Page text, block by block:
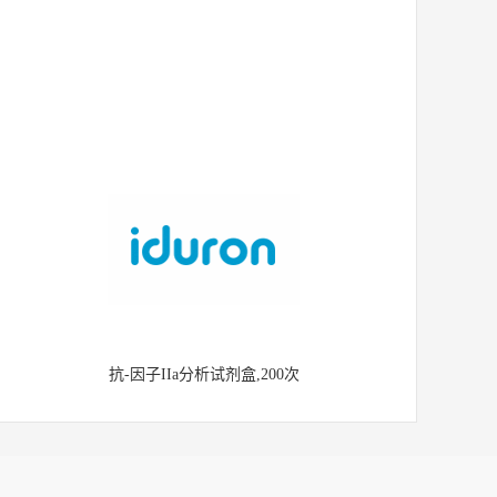
抗-因子IIa分析试剂盒,200次